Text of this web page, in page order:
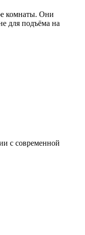
комнаты. Они
для подъёма на
с современной